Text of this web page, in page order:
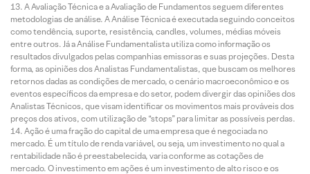
A Avaliação Técnica e a Avaliação de Fundamentos seguem diferentes
metodologias de análise. A Análise Técnica é executada seguindo conceitos
como tendência, suporte, resistência, candles, volumes, médias móveis
entre outros. Já a Análise Fundamentalista utiliza como informação os
resultados divulgados pelas companhias emissoras e suas projeções. Desta
forma, as opiniões dos Analistas Fundamentalistas, que buscam os melhores
retornos dadas as condições de mercado, o cenário macroeconômico e os
eventos específicos da empresa e do setor, podem divergir das opiniões dos
Analistas Técnicos, que visam identificar os movimentos mais prováveis dos
preços dos ativos, com utilização de “stops” para limitar as possíveis perdas.
Ação é uma fração do capital de uma empresa que é negociada no
mercado. É um título de renda variável, ou seja, um investimento no qual a
rentabilidade não é preestabelecida, varia conforme as cotações de
mercado. O investimento em ações é um investimento de alto risco e os